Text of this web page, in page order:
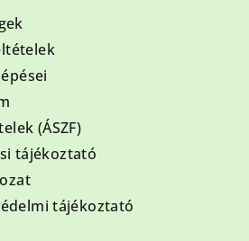
(ÁSZF)
tájékoztató
tájékoztató